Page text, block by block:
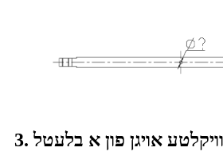
אויגן פון א בלעטל